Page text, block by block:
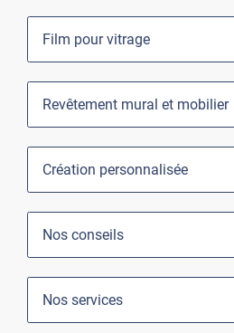
Film pour vitrage
Revêtement mural et mobilier
Création personnalisée
Nos conseils
Nos services